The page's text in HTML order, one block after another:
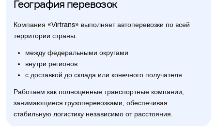
География перевозок
Компания «Virtrans» выполняет автоперевозки по всей
территории страны.
между федеральными округами
внутри регионов
с доставкой до склада или конечного получателя
Работаем как полноценные транспортные компании,
занимающиеся грузоперевозками, обеспечивая
стабильную логистику независимо от расстояния.